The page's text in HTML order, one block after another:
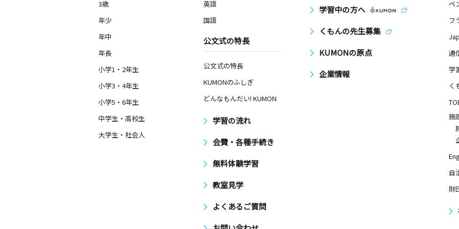
3歳
年少
年中
年長
小学1・2年生
小学3・4年生
小学5・6年生
中学生・高校生
大学生・社会人
英語
国語
公文式の特長
公文式の特長
KUMONのふしぎ
どんなもんだい! KUMON
学習の流れ
会費・各種手続き
無料体験学習
教室見学
よくあるご質問
学習中の方へ
くもんの先生募集
KUMONの原点
企業情報
ペ
フ
通
学
く
施
自
財